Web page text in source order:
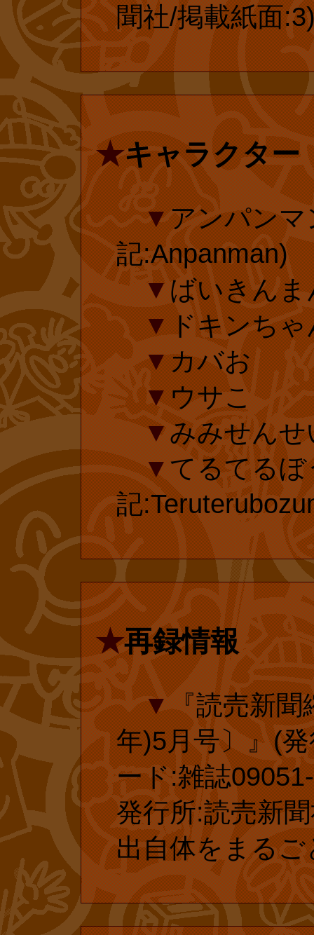
マンとカレーパ
れました。もち
書店では販売さ
『アンパンマ
がオフィシャル
きない一方、一
をベースとした
本や図鑑、ゲー
と並んでいます
は、1988年(昭
開始されて以降
版物に“領土”を
除き、年々、書
す。そんな訳で
「テレビ化され
という“神話”が
屋さんに行って
ら、私の世代の
のは納得できる
ぜ、ここまでし
のか、私には理
はやはり、“お
でしょうか?
『アンパンマ
がオフィシャル
復刊ドットコ
れている『とべ
話単行本化にご
amazon.com.jp
投票有効期
延長手続き
投票済みのフ
ありがとうご
ら、復刊ドッ
23年)1月に大
われ、それに伴
入されました
延長手続きし
後の延長手続
ます。
聞社/掲載紙面
★キャラクター
▼アンパンマ
記:Anpanman)
▼ばいきんま
▼ドキンちゃ
▼カバお
▼ウサこ
▼みみせんせ
▼てるてる
記
★再録情報
▼『読売新聞
年)5月号〕』(
ード:雑誌
発行所:読売新
出自体をまるご